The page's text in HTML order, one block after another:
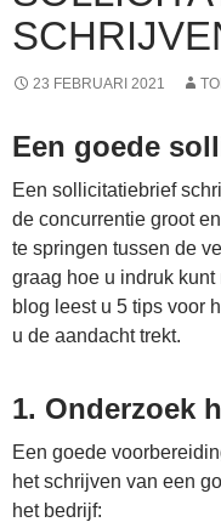
23 FEBRUARI 2021
Een goede
Een sollicitatiebrief
de concurrentie groot
te springen tussen de
graag hoe u indruk
blog leest u 5 tips voor
u de aandacht trekt.
1. Onderzoek
Een goede
het schrijven van een
het bedrijf: